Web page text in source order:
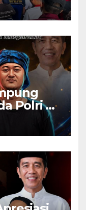
Judol
Polri di
80, Nilai